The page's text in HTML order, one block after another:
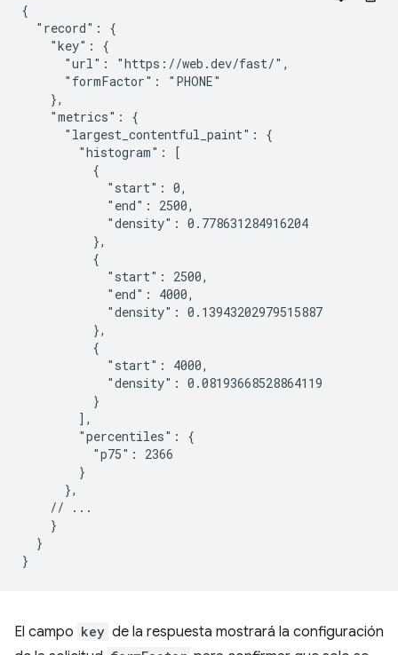
{
  "record": {
    "key": {
      "url": "https://web.dev/fast/",
      "formFactor": "PHONE"
    },
    "metrics": {
      "largest_contentful_paint": {
        "histogram": [
          {
            "start": 0,
            "end": 2500,
            "density": 0.778631284916204
          },
          {
            "start": 2500,
            "end": 4000,
            "density": 0.13943202979515887
          },
          {
            "start": 4000,
            "density": 0.08193668528864119
          }
        ],
        "percentiles": {
          "p75": 2366
        }
      },
    // ...
    }
  }
El campo key de la respuesta mostrará la configuración